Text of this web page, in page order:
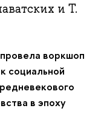
и Т.
воркшоп
социальной
в эпоху